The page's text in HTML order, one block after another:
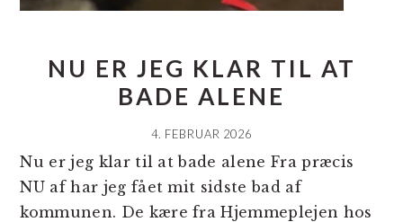
NU ER JEG KLAR TIL AT
BADE ALENE
4. FEBRUAR 2026
Nu er jeg klar til at bade alene Fra præcis
NU af har jeg fået mit sidste bad af
kommunen. De kære fra Hjemmeplejen hos